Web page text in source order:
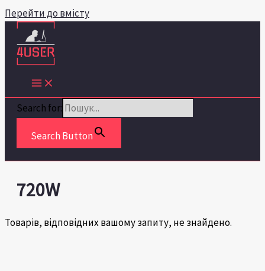
Перейти до вмісту
Search for:
Search Button
720W
Товарів, відповідних вашому запиту, не знайдено.